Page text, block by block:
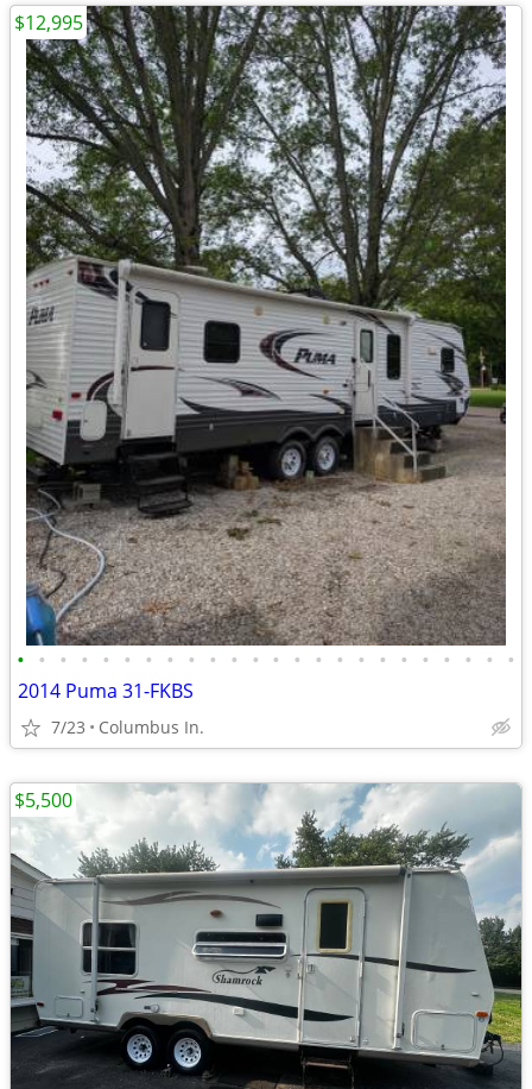
• • • • • • • • • • • • • • • • • • • • • • • •
2014 Puma 31-FKBS
7/23 Columbus In.
$12,995
$5,500